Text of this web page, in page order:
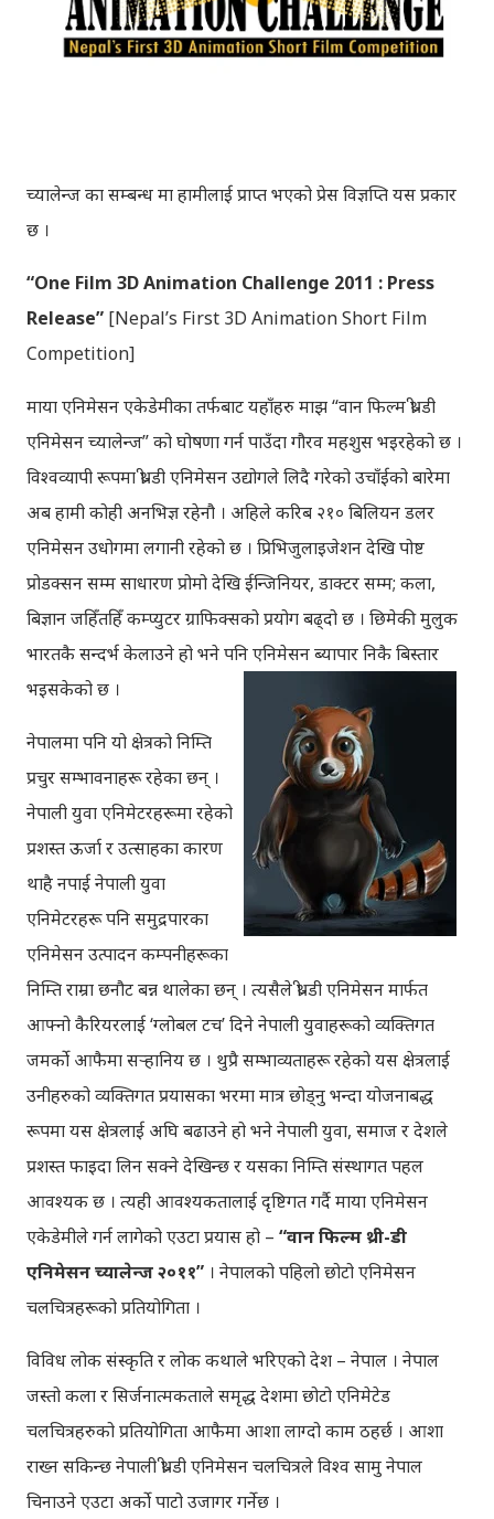
च्यालेन्ज का सम्बन्ध मा हामीलाई प्राप्त भएको प्रेस विज्ञप्ति यस प्रकार
छ ।
“One Film 3D Animation Challenge 2011 : Press
Release” [Nepal’s First 3D Animation Short Film
Competition]
माया एनिमेसन एकेडेमीका तर्फबाट यहाँहरु माझ “वान फिल्म थ्री-डी
एनिमेसन च्यालेन्ज” को घोषणा गर्न पाउँदा गौरव महशुस भइरहेको छ ।
विश्वव्यापी रूपमा थ्री-डी एनिमेसन उद्योगले लिदै गरेको उचाँईको बारेमा
अब हामी कोही अनभिज्ञ रहेनौ । अहिले करिब २१० बिलियन डलर
एनिमेसन उधोगमा लगानी रहेको छ । प्रिभिजुलाइजेशन देखि पोष्ट
प्रोडक्सन सम्म साधारण प्रोमो देखि ईन्जिनियर, डाक्टर सम्म; कला,
बिज्ञान जहिँतहिँ कम्प्युटर ग्राफिक्सको प्रयोग बढ्दो छ । छिमेकी मुलुक
भारतकै सन्दर्भ केलाउने हो भने पनि एनिमेसन ब्यापार निकै बिस्तार
भइसकेको छ ।
नेपालमा पनि यो क्षेत्रको निम्ति
प्रचुर सम्भावनाहरू रहेका छन् ।
नेपाली युवा एनिमेटरहरूमा रहेको
प्रशस्त ऊर्जा र उत्साहका कारण
थाहै नपाई नेपाली युवा
एनिमेटरहरू पनि समुद्रपारका
एनिमेसन उत्पादन कम्पनीहरूका
निम्ति राम्रा छनौट बन्न थालेका छन् । त्यसैले थ्री-डी एनिमेसन मार्फत
आफ्नो कैरियरलाई ‘ग्लोबल टच’ दिने नेपाली युवाहरूको व्यक्तिगत
जमर्को आफैमा सर्‍हानिय छ । थुप्रै सम्भाव्यताहरू रहेको यस क्षेत्रलाई
उनीहरुको व्यक्तिगत प्रयासका भरमा मात्र छोड्नु भन्दा योजनाबद्ध
रूपमा यस क्षेत्रलाई अघि बढाउने हो भने नेपाली युवा, समाज र देशले
प्रशस्त फाइदा लिन सक्ने देखिन्छ र यसका निम्ति संस्थागत पहल
आवश्यक छ । त्यही आवश्यकतालाई दृष्टिगत गर्दै माया एनिमेसन
एकेडेमीले गर्न लागेको एउटा प्रयास हो – “वान फिल्म थ्री-डी
एनिमेसन च्यालेन्ज २०११” । नेपालको पहिलो छोटो एनिमेसन
चलचित्रहरूको प्रतियोगिता ।
विविध लोक संस्कृति र लोक कथाले भरिएको देश – नेपाल । नेपाल
जस्तो कला र सिर्जनात्मकताले समृद्ध देशमा छोटो एनिमेटेड
चलचित्रहरुको प्रतियोगिता आफैमा आशा लाग्दो काम ठहर्छ । आशा
राख्न सकिन्छ नेपाली थ्री-डी एनिमेसन चलचित्रले विश्व सामु नेपाल
चिनाउने एउटा अर्को पाटो उजागर गर्नेछ ।